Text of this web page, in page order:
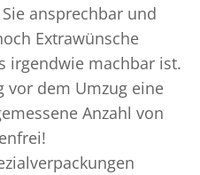
ansprechbar und
Extrawünsche
irgendwie machbar ist.
vor dem Umzug eine
Anzahl von